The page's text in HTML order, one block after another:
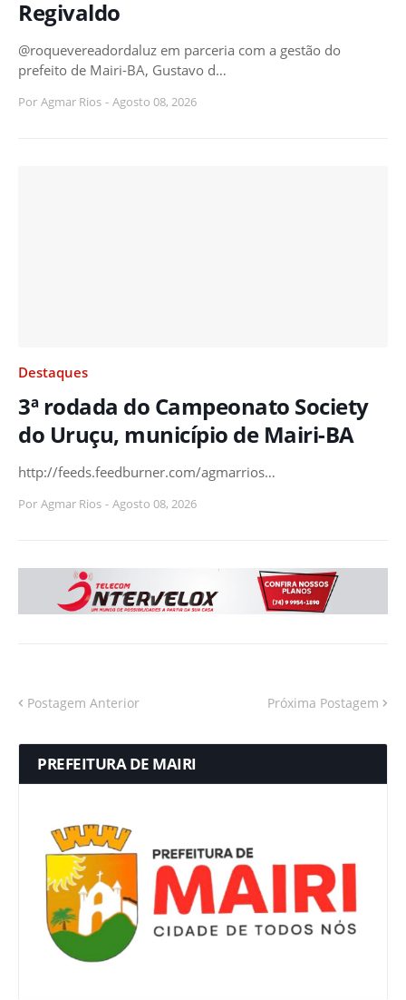
Regivaldo
@roquevereadordaluz em parceria com a gestão do
prefeito de Mairi-BA, Gustavo d…
Por Agmar Rios - Agosto 08, 2026
Destaques
3ª rodada do Campeonato Society
do Uruçu, município de Mairi-BA
http://feeds.feedburner.com/agmarrios…
Por Agmar Rios - Agosto 08, 2026
Postagem Anterior Próxima Postagem
PREFEITURA DE MAIRI